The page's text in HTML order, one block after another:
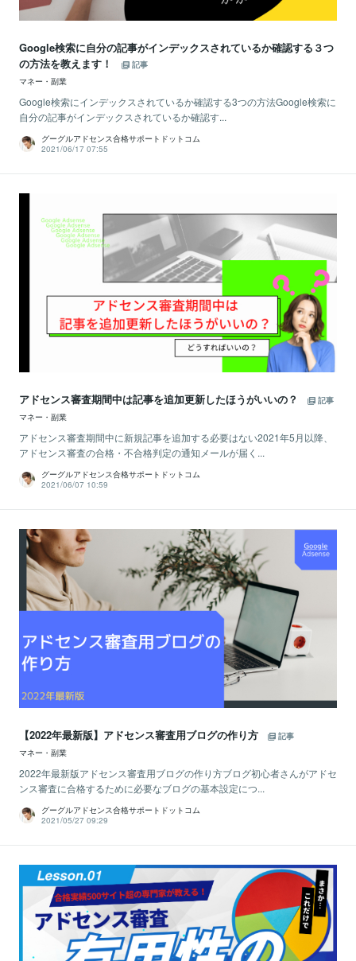
Google検索に自分の記事がインデックスされているか確認する３つ
の方法を教えます！
記事
マネー・副業
Google検索にインデックスされているか確認する3つの方法Google検索に
自分の記事がインデックスされているか確認す...
グーグルアドセンス合格サポートドットコム
2021/06/17 07:55
アドセンス審査期間中は記事を追加更新したほうがいいの？
記事
マネー・副業
アドセンス審査期間中に新規記事を追加する必要はない2021年5月以降、
アドセンス審査の合格・不合格判定の通知メールが届く...
グーグルアドセンス合格サポートドットコム
2021/06/07 10:59
【2022年最新版】アドセンス審査用ブログの作り方
記事
マネー・副業
2022年最新版アドセンス審査用ブログの作り方ブログ初心者さんがアドセ
ンス審査に合格するために必要なブログの基本設定につ...
グーグルアドセンス合格サポートドットコム
2021/05/27 09:29